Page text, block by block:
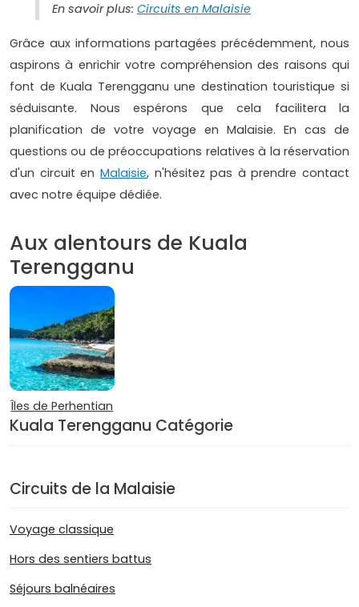
En savoir plus: Circuits en Malaisie
Grâce aux informations partagées précédemment, nous
aspirons à enrichir votre compréhension des raisons qui
font de Kuala Terengganu une destination touristique si
séduisante. Nous espérons que cela facilitera la
planification de votre voyage en Malaisie. En cas de
questions ou de préoccupations relatives à la réservation
d'un circuit en Malaisie, n'hésitez pas à prendre contact
avec notre équipe dédiée.
Aux alentours de Kuala
Terengganu
Îles de Perhentian
Kuala Terengganu Catégorie
Circuits de la Malaisie
Voyage classique
Hors des sentiers battus
Séjours balnéaires